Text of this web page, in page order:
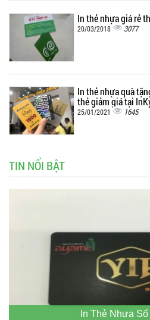
In thẻ nhựa giá rẻ
20/03/2018 3077
In thẻ nhựa quà
thẻ giảm giá tại
25/01/2021 1645
TIN NỔI BẬT
In Thẻ Nhựa